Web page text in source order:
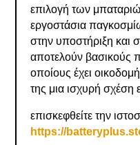
επιλογή των
εργοστάσια
στην υποστήριξη και
αποτελούν βασικούς
οποίους έχει
της μια ισχυρή σχέση
επισκεφθείτε την
https://